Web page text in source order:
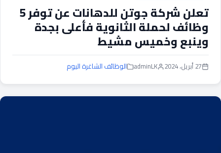
تعلن شركة جوتن للدهانات عن توفر 5
وظائف لحملة الثانوية فأعلى بجدة
وينبع وخميس مشيط
27 أبريل، 2024 adminLK الوظائف الشاغرة اليوم